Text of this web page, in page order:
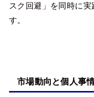
スク回避」を同時に
す。
市場動向と個人事